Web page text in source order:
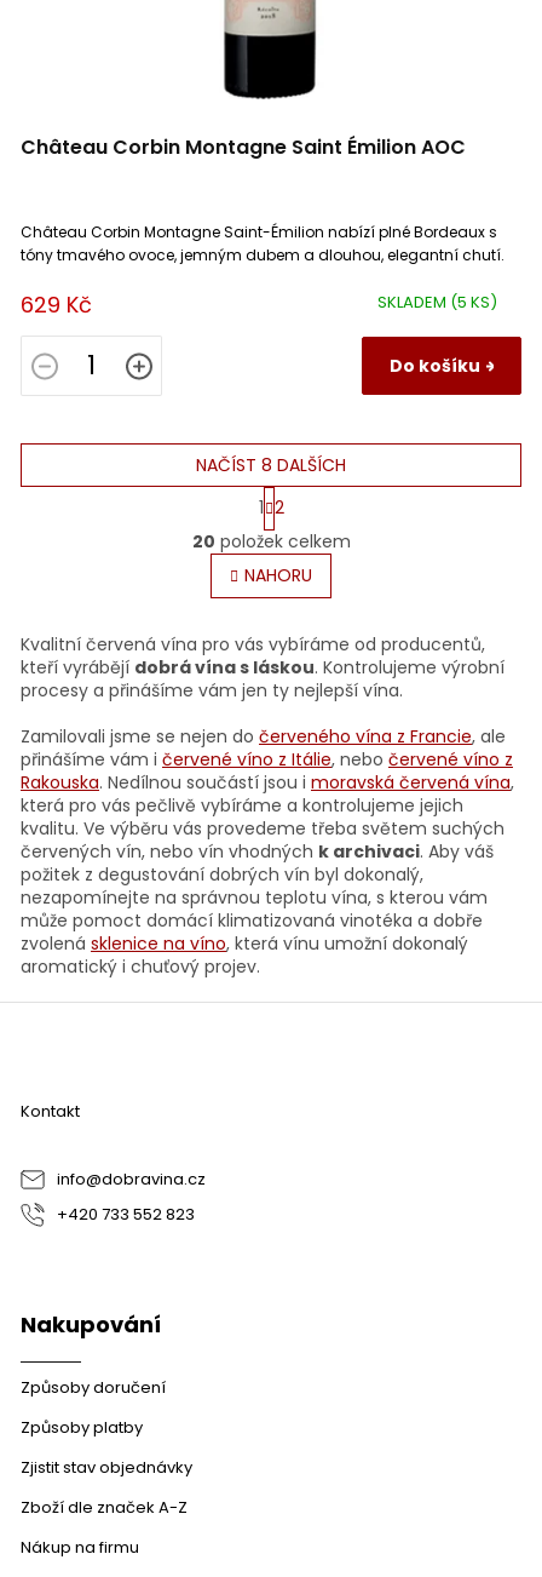
Château Corbin Montagne Saint Émilion AOC
SKLADEM (5 KS)
629 Kč
Do košíku
Château Corbin Montagne Saint-Émilion nabízí plné Bordeaux s
tóny tmavého ovoce, jemným dubem a dlouhou, elegantní chutí.
O
v
l
á
a
c
í
r
v
k
y
v
ý
p
i
s
u
NAČÍST 8 DALŠÍCH
S
t
r
á
n
k
v
á
n
í
1 2
20 položek celkem
NAHORU
Kvalitní červená vína pro vás vybíráme od producentů,
kteří vyrábějí dobrá vína s láskou. Kontrolujeme výrobní
procesy a přinášíme vám jen ty nejlepší vína.
Zamilovali jsme se nejen do červeného vína z Francie, ale
přinášíme vám i červené víno z Itálie, nebo červené víno z
Rakouska. Nedílnou součástí jsou i moravská červená vína,
která pro vás pečlivě vybíráme a kontrolujeme jejich
kvalitu. Ve výběru vás provedeme třeba světem suchých
červených vín, nebo vín vhodných k archivaci. Aby váš
požitek z degustování dobrých vín byl dokonalý,
nezapomínejte na správnou teplotu vína, s kterou vám
může pomoct domácí klimatizovaná vinotéka a dobře
zvolená sklenice na víno, která vínu umožní dokonalý
aromatický i chuťový projev.
Z
Kontakt
info@dobravina.cz
+420 733 552 823
Nakupování
Způsoby doručení
Způsoby platby
Zjistit stav objednávky
Zboží dle značek A-Z
Nákup na firmu